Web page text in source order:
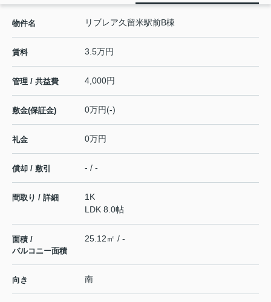
物件名 リブレア久留米駅前B棟
賃料 3.5万円
管理 / 共益費 4,000円
敷金(保証金) 0万円(-)
礼金 0万円
償却 / 敷引 - / -
間取り / 詳細
1K
LDK 8.0帖
面積 /
バルコニー面積
25.12㎡ / -
向き 南